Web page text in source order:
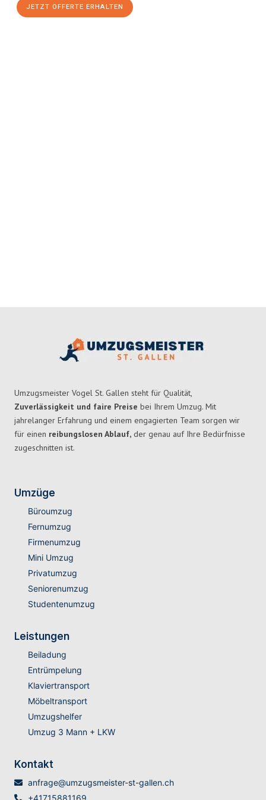
JETZT OFFERTE ERHALTEN
Umzugsmeister Vogel St. Gallen steht für Qualität,
Zuverlässigkeit und faire Preise bei Ihrem Umzug. Mit
jahrelanger Erfahrung und einem engagierten Team sorgen wir
für einen reibungslosen Ablauf, der genau auf Ihre Bedürfnisse
zugeschnitten ist.
Umzüge
Büroumzug
Fernumzug
Firmenumzug
Mini Umzug
Privatumzug
Seniorenumzug
Studentenumzug
Leistungen
Beiladung
Entrümpelung
Klaviertransport
Möbeltransport
Umzugshelfer
Umzug 3 Mann + LKW
Kontakt
anfrage@umzugsmeister-st-gallen.ch